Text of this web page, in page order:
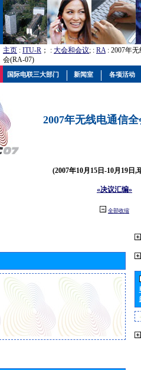
主页 : ITU-R ； : 大会和会议; : RA: 2007年
会(RA-07)
2007年无线电通信
(2007年10月15日-10月19日,
«决议汇编»
全部收缩
国际电联三大部门 新闻室 各项活动